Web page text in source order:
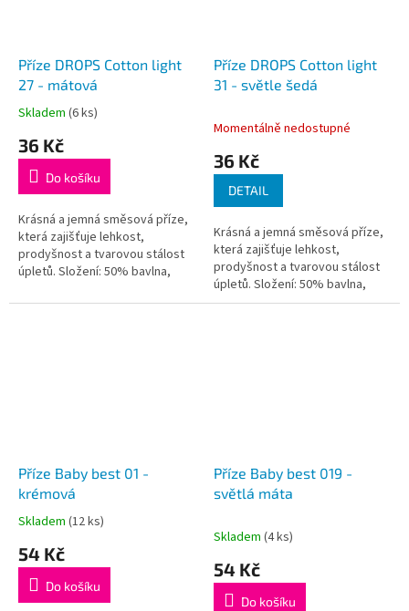
Příze DROPS Cotton light
27 - mátová
Průměrné
produktu
5,0
5
hvězdiček.
Skladem (6 ks)
36 Kč
Do košíku
Krásná a jemná směsová příze,
která zajišťuje lehkost,
prodyšnost a tvarovou stálost
úpletů. Složení: 50% bavlna,
(20 - 22 ok)Doporučená...
Příze DROPS Cotton light
31 - světle šedá
Momentálně nedostupné
36 Kč
DETAIL
Krásná a jemná směsová příze,
která zajišťuje lehkost,
prodyšnost a tvarovou stálost
úpletů. Složení: 50% bavlna,
50% polyesterSkupina přízí: B
Příze Baby best 01 -
krémová
Průměrné
produktu
5,0
Skladem (12 ks)
54 Kč
Do košíku
Příze Baby best 019 -
světlá máta
Skladem (4 ks)
54 Kč
Do košíku